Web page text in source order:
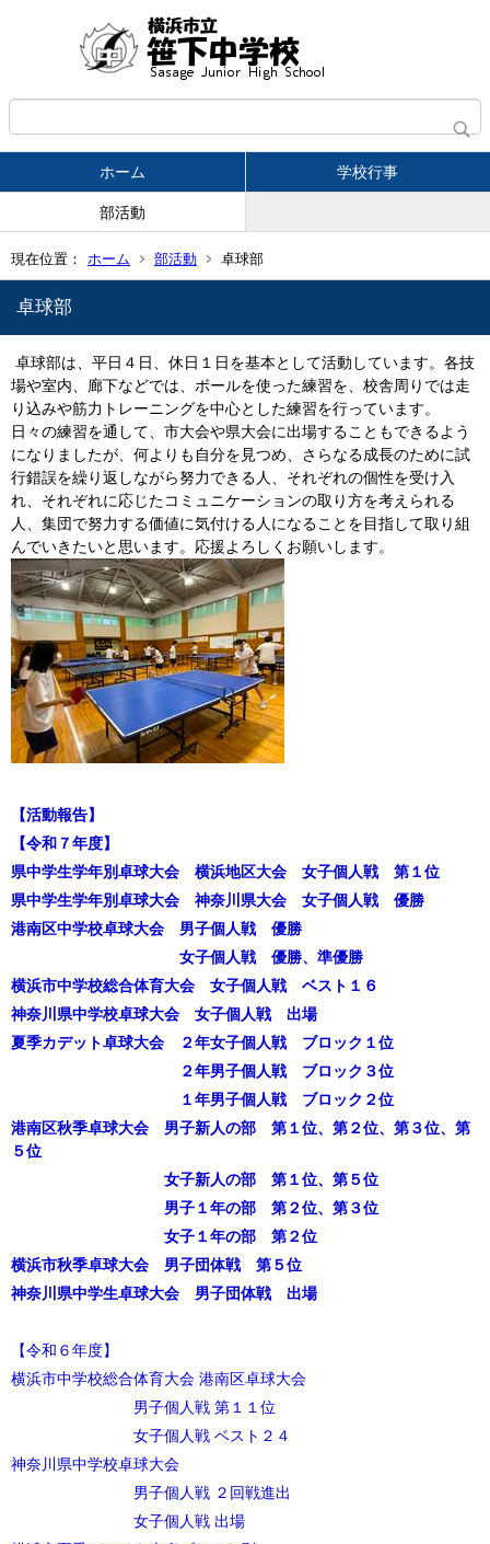
ホーム 学校行事
部活動
現在位置： ホーム 部活動 卓球部
卓球部
卓球部は、平日４日、休日１日を基本として活動しています。各技
場や室内、廊下などでは、ボールを使った練習を、校舎周りでは走
り込みや筋力トレーニングを中心とした練習を行っています。
日々の練習を通して、市大会や県大会に出場することもできるよう
になりましたが、何よりも自分を見つめ、さらなる成長のために試
行錯誤を繰り返しながら努力できる人、それぞれの個性を受け入
れ、それぞれに応じたコミュニケーションの取り方を考えられる
人、集団で努力する価値に気付ける人になることを目指して取り組
んでいきたいと思います。応援よろしくお願いします。
【活動報告】
【令和７年度】
県中学生学年別卓球大会 横浜地区大会 女子個人戦 第１位
県中学生学年別卓球大会 神奈川県大会 女子個人戦 優勝
港南区中学校卓球大会 男子個人戦 優勝
女子個人戦 優勝、準優勝
横浜市中学校総合体育大会 女子個人戦 ベスト１６
神奈川県中学校卓球大会 女子個人戦 出場
夏季カデット卓球大会 ２年女子個人戦 ブロック１位
２年男子個人戦 ブロック３位
１年男子個人戦 ブロック２位
港南区秋季卓球大会 男子新人の部 第１位、 第２位、第３位、第
５位
女子新人の部 第１位、第５位
男子１年の部 第２位、第３位
女子１年の部 第２位
横浜市秋季卓球大会 男子団体戦 第５位
神奈川県中学生卓球大会 男子団体戦 出場
【令和６年度】
横浜市中学校総合体育大会 港南区卓球大会
男子個人戦 第１１位
女子個人戦 ベスト２４
神奈川県中学校卓球大会
男子個人戦 ２回戦進出
女子個人戦 出場